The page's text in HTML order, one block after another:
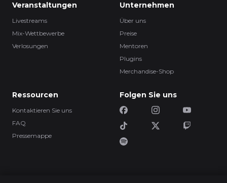
Veranstaltungen
Livestreams
Mix-Wettbewerbe
Verlosungen
Unternehmen
Über uns
Preise
Mentoren
Plugins
Merchandise-Shop
Ressourcen
Kontaktieren Sie uns
FAQ
Pressemappe
Folgen Sie uns